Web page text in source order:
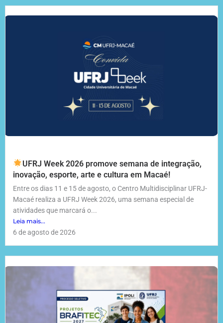
UFRJ Week 2026 promove semana de integração,
inovação, esporte, arte e cultura em Macaé!
Entre os dias 11 e 15 de agosto, o Centro Multidisciplinar UFRJ-
Macaé realiza a UFRJ Week 2026, uma semana especial de
atividades que marcará o...
Leia mais...
6 de agosto de 2026